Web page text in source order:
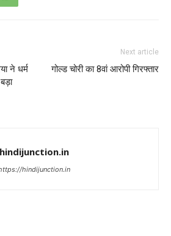
ने धर्म
Next article
गोल्ड चोरी का 8वां आरोपी गिरफ्तार
hindijunction.in
hindijunction.in